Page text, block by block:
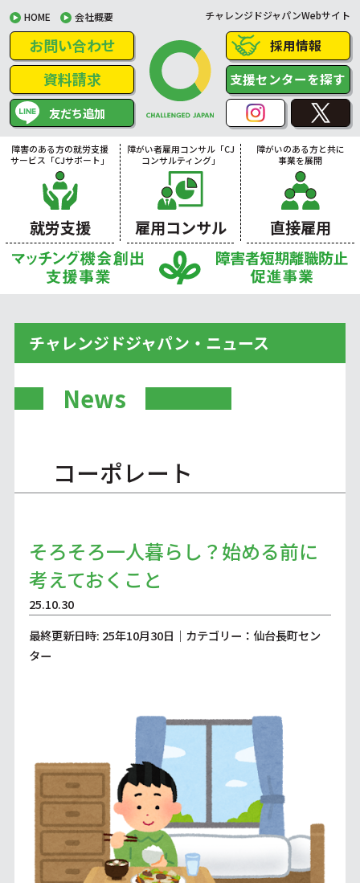
HOME 会社概要 チャレンジドジャパンWebサイト
お問い合わせ
資料請求
友だち追加
採用情報
支援センターを探す
障害のある方の就労支援
サービス「CJサポート」
就労支援
障がい者雇用コンサル「CJ
コンサルティング」
雇用コンサル
障がいのある方と共に
事業を展開
直接雇用
チャレンジドジャパン・ニュース
News
コーポレート
そろそろ一人暮らし？始める前に
考えておくこと
25.10.30
最終更新日時: 25年10月30日｜カテゴリー：仙台長町セン
ター